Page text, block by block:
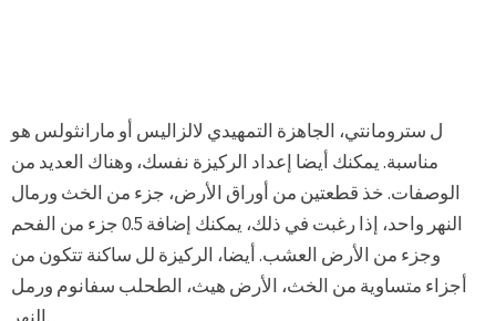
ل سترومانتي، الجاهزة التمهيدي لالزاليس أو مارانثولس هو
مناسبة. يمكنك أيضا إعداد الركيزة نفسك، وهناك العديد من
الوصفات. خذ قطعتين من أوراق الأرض، جزء من الخث ورمال
النهر واحد، إذا رغبت في ذلك، يمكنك إضافة 0.5 جزء من الفحم
وجزء من الأرض العشب. أيضا، الركيزة لل ساكنة تتكون من
أجزاء متساوية من الخث، الأرض هيث، الطحلب سفانوم ورمل